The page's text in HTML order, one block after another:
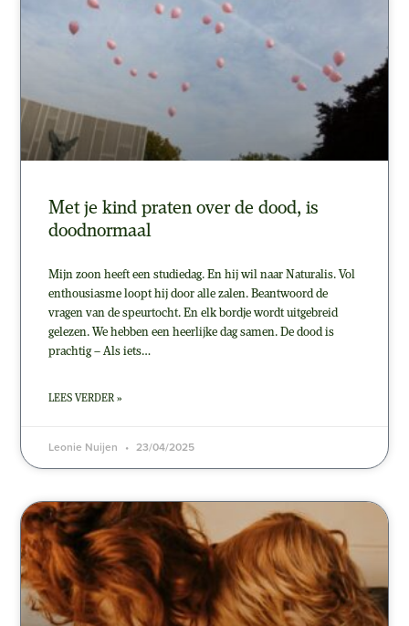
Met je kind praten over de dood, is
doodnormaal
Mijn zoon heeft een studiedag. En hij wil naar Naturalis. Vol
enthousiasme loopt hij door alle zalen. Beantwoord de
vragen van de speurtocht. En elk bordje wordt uitgebreid
gelezen. We hebben een heerlijke dag samen. De dood is
prachtig – Als iets…
LEES VERDER »
Leonie Nuijen 23/04/2025